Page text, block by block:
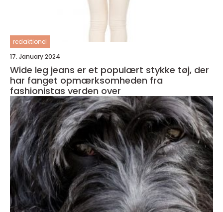
redaktionel
17. January 2024
Wide leg jeans er et populært stykke tøj, der
har fanget opmærksomheden fra
fashionistas verden over